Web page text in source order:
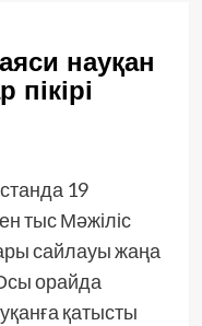
науқан
19
тыс Мәжіліс
сайлауы жаңа
орайда
қатысты